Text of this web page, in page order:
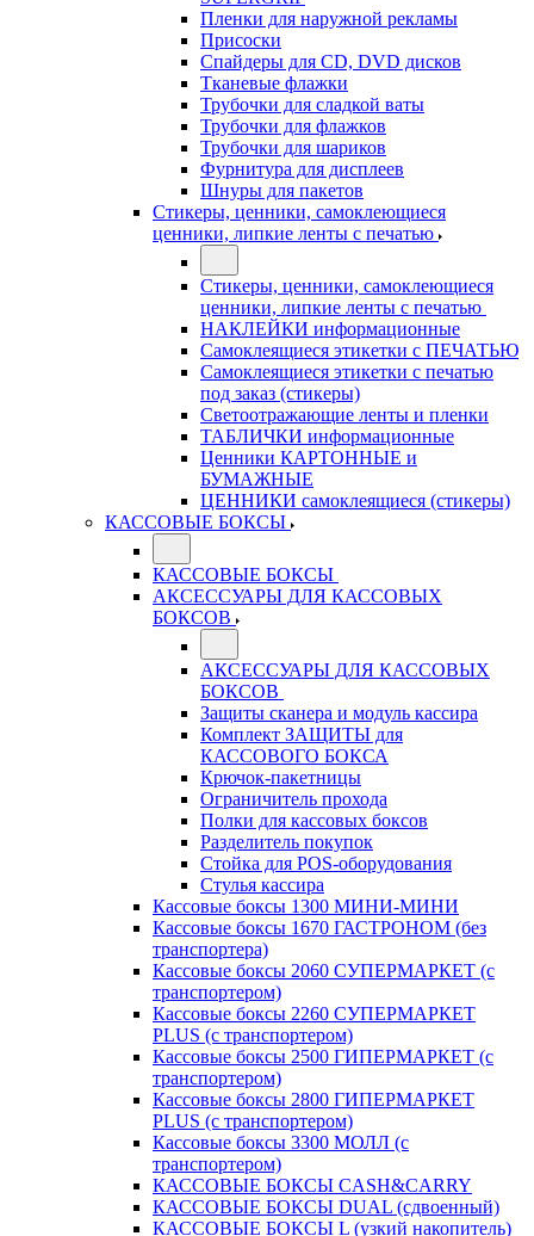
Пленки для наружной рекламы
Присоски
Спайдеры для CD, DVD дисков
Тканевые флажки
Трубочки для сладкой ваты
Трубочки для флажков
Трубочки для шариков
Фурнитура для дисплеев
Шнуры для пакетов
Стикеры, ценники, самоклеющиеся
ценники, липкие ленты с печатью
Стикеры, ценники, самоклеющиеся
ценники, липкие ленты с печатью
НАКЛЕЙКИ информационные
Самоклеящиеся этикетки с ПЕЧАТЬЮ
Самоклеящиеся этикетки с печатью
под заказ (стикеры)
Светоотражающие ленты и пленки
ТАБЛИЧКИ информационные
Ценники КАРТОННЫЕ и
БУМАЖНЫЕ
ЦЕННИКИ самоклеящиеся (стикеры)
КАССОВЫЕ БОКСЫ
КАССОВЫЕ БОКСЫ
АКСЕССУАРЫ ДЛЯ КАССОВЫХ
БОКСОВ
АКСЕССУАРЫ ДЛЯ КАССОВЫХ
БОКСОВ
Защиты сканера и модуль кассира
Комплект ЗАЩИТЫ для
КАССОВОГО БОКСА
Крючок-пакетницы
Ограничитель прохода
Полки для кассовых боксов
Разделитель покупок
Стойка для POS-оборудования
Стулья кассира
Кассовые боксы 1300 МИНИ-МИНИ
Кассовые боксы 1670 ГАСТРОНОМ (без
транспортера)
Кассовые боксы 2060 СУПЕРМАРКЕТ (с
транспортером)
Кассовые боксы 2260 СУПЕРМАРКЕТ
PLUS (с транспортером)
Кассовые боксы 2500 ГИПЕРМАРКЕТ (с
транспортером)
Кассовые боксы 2800 ГИПЕРМАРКЕТ
PLUS (с транспортером)
Кассовые боксы 3300 МОЛЛ (с
транспортером)
КАССОВЫЕ БОКСЫ CASH&CARRY
КАССОВЫЕ БОКСЫ DUAL (сдвоенный)
КАССОВЫЕ БОКСЫ L (узкий накопитель)